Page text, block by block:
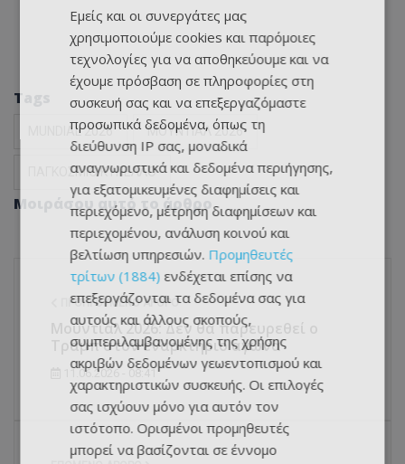
Tags
MUNDIAL 2026 ΜΟΥΝΤΙΑΛ 2026
ΠΑΓΚΟΣΜΙΟ ΚΥΠΕΛΛΟ
Μοιράσου αυτό το άρθρο
ΠΡΟΗΓΟΎΜΕΝΟ ΆΡΘΡΟ
Μουντιάλ 2026: Δεν θα παρευρεθεί ο
Τραμπ στον εναρκτήριο αγώνα
11.06.2026 - 08:41
Εμείς και οι συνεργάτες μας
χρησιμοποιούμε cookies και παρόμοιες
τεχνολογίες για να αποθηκεύουμε και να
έχουμε πρόσβαση σε πληροφορίες στη
συσκευή σας και να επεξεργαζόμαστε
προσωπικά δεδομένα, όπως τη
διεύθυνση IP σας, μοναδικά
αναγνωριστικά και δεδομένα περιήγησης,
για εξατομικευμένες διαφημίσεις και
περιεχόμενο, μέτρηση διαφημίσεων και
περιεχομένου, ανάλυση κοινού και
βελτίωση υπηρεσιών. Προμηθευτές
τρίτων (1884) ενδέχεται επίσης να
επεξεργάζονται τα δεδομένα σας για
αυτούς και άλλους σκοπούς,
συμπεριλαμβανομένης της χρήσης
ακριβών δεδομένων γεωεντοπισμού και
χαρακτηριστικών συσκευής. Οι επιλογές
σας ισχύουν μόνο για αυτόν τον
ιστότοπο. Ορισμένοι προμηθευτές
μπορεί να βασίζονται σε έννομο